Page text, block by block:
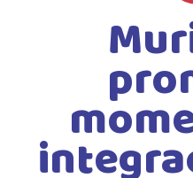
CALENDÁRIO
GUIA DA FAMÍLIA
BOLETOS